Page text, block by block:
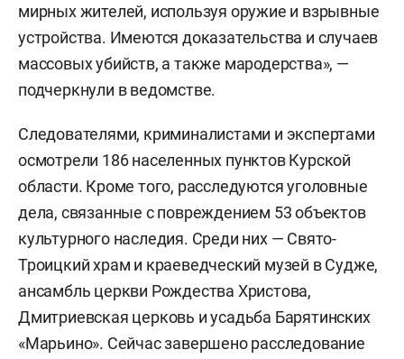
мирных жителей, используя оружие и взрывные
устройства. Имеются доказательства и случаев
массовых убийств, а также мародерства», —
подчеркнули в ведомстве.
Следователями, криминалистами и экспертами
осмотрели 186 населенных пунктов Курской
области. Кроме того, расследуются уголовные
дела, связанные с повреждением 53 объектов
культурного наследия. Среди них — Свято-
Троицкий храм и краеведческий музей в Судже,
ансамбль церкви Рождества Христова,
Дмитриевская церковь и усадьба Барятинских
«Марьино». Сейчас завершено расследование